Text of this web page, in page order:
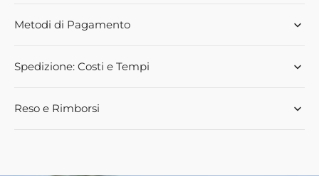
Metodi di Pagamento
Spedizione: Costi e Tempi
Reso e Rimborsi